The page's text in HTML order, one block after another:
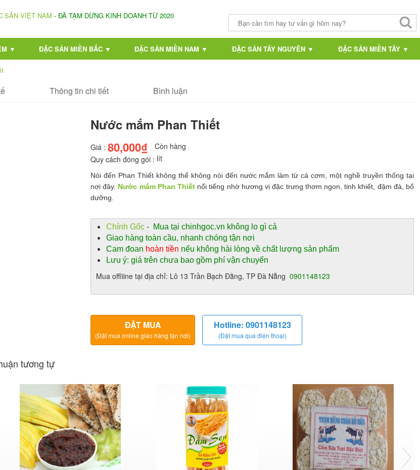
SẢN VIỆT NAM - ĐÃ TẠM DỪNG KINH DOANH TỪ 2020
▼ ĐẶC SẢN MIỀN BẮC ▼ ĐẶC SẢN MIỀN NAM ▼ ĐẶC SẢN TÂY NGUYÊN ▼ ĐẶC SẢN MIỀN TÂY ▼
Thông tin chi tiết Bình luận
Nước mắm Phan Thiết
Giá : 80,000₫
Còn hàng
Quy cách đóng gói : lít
Nói đến Phan Thiết không thể không nói đến nước mắm làm từ cá cơm, một nghề truyền thống tại
nơi đây. Nước mắm Phan Thiết nổi tiếng nhờ hương vị đặc trưng thơm ngon, tinh khiết, đậm đà, bổ
dưỡng.
Chính Gốc - Mua tại chinhgoc.vn không lo gì cả
Giao hàng toàn cầu, nhanh chóng tận nơi
Cam đoan hoàn tiền nếu không hài lòng về chất lượng sản phẩm
Lưu ý: giá trên chưa bao gồm phí vận chuyển
Mua offliine tại địa chỉ: Lô 13 Trần Bạch Đằng, TP Đà Nẵng 0901148123
ĐẶT MUA
(Đặt mua online giao hàng tận nơi)
Hotline: 0901148123
(Đặt mua qua điện thoại)
tương tự